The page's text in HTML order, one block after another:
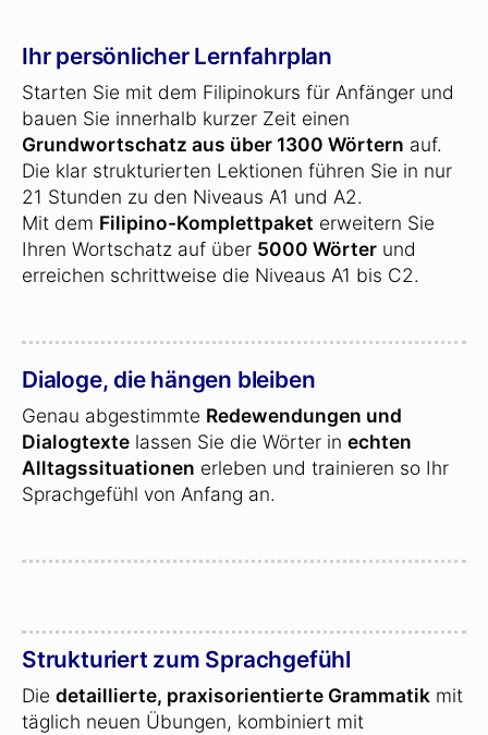
Ihr persönlicher Lernfahrplan
Starten Sie mit dem Filipinokurs für Anfänger und
bauen Sie innerhalb kurzer Zeit einen
Grundwortschatz aus über 1300 Wörtern auf.
Die klar strukturierten Lektionen führen Sie in nur
21 Stunden zu den Niveaus A1 und A2.
Mit dem Filipino-Komplettpaket erweitern Sie
Ihren Wortschatz auf über 5000 Wörter und
erreichen schrittweise die Niveaus A1 bis C2.
Dialoge, die hängen bleiben
Genau abgestimmte Redewendungen und
Dialogtexte lassen Sie die Wörter in echten
Alltagssituationen erleben und trainieren so Ihr
Sprachgefühl von Anfang an.
Strukturiert zum Sprachgefühl
Die detaillierte, praxisorientierte Grammatik mit
täglich neuen Übungen, kombiniert mit